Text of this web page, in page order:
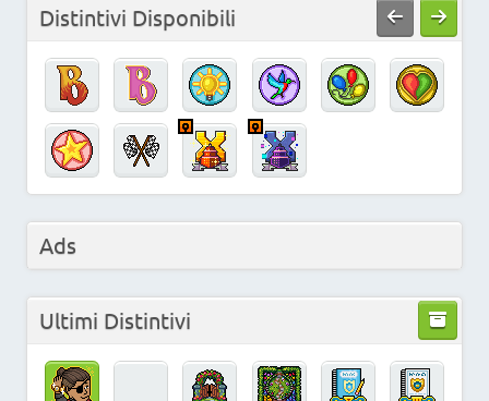
Distintivi Disponibili
Ads
Ultimi Distintivi